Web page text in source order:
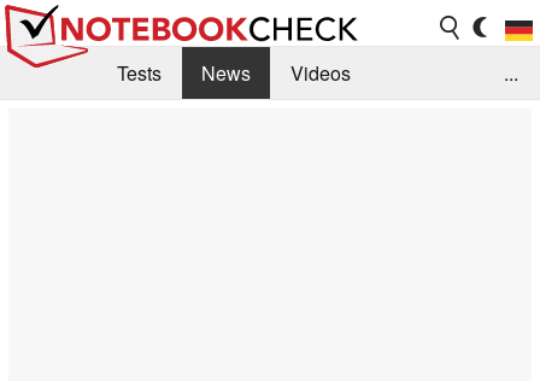
Tests News
Videos
...